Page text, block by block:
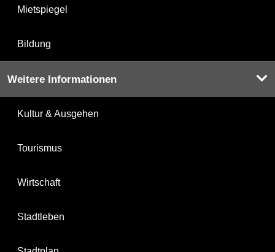
Mietspiegel
Bildung
Weitere Informationen
Kultur & Ausgehen
Tourismus
Wirtschaft
Stadtleben